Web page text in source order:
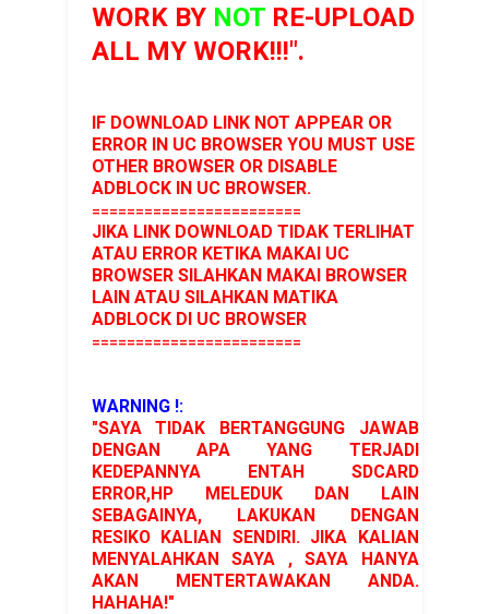
WORK BY NOTRE-UPLOAD
ALL MY WORK!!!".
IF DOWNLOAD LINK NOT APPEAR OR
ERROR IN UC BROWSER YOU MUST USE
OTHER BROWSER OR DISABLE
ADBLOCK IN UC BROWSER.
========================
JIKA LINK DOWNLOAD TIDAK TERLIHAT
ATAU ERROR KETIKA MAKAI UC
BROWSER SILAHKAN MAKAI BROWSER
LAIN ATAU SILAHKAN MATIKA
ADBLOCK DI UC BROWSER
========================
WARNING !:
"SAYA TIDAK BERTANGGUNG JAWAB
DENGAN APA YANG TERJADI
KEDEPANNYA ENTAH SDCARD
ERROR,HP MELEDUK DAN LAIN
SEBAGAINYA, LAKUKAN DENGAN
RESIKO KALIAN SENDIRI. JIKA KALIAN
MENYALAHKAN SAYA , SAYA HANYA
AKAN MENTERTAWAKAN ANDA.
HAHAHA!"